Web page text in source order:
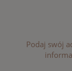
Podaj swój